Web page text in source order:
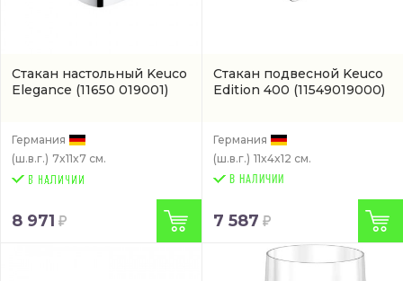
Стакан настольный Keuco
Elegance (11650 019001)
Германия
(ш.в.г.) 7x11x7 см.
8 971
Стакан подвесной Keuco
Edition 400 (11549019000)
Германия
(ш.в.г.) 11x4x12 см.
В НАЛИЧИИ
7 587